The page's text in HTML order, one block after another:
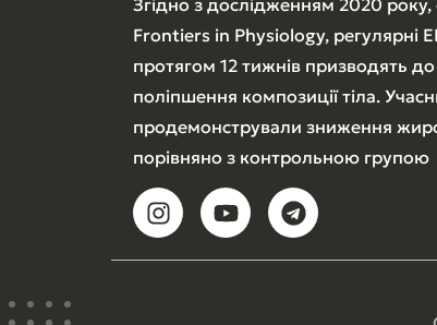
Frontiers in Physiology, регулярні
протягом 12 тижнів призводять
поліпшення композиції тіла.
продемонстрували зниження
порівняно з контрольною групою